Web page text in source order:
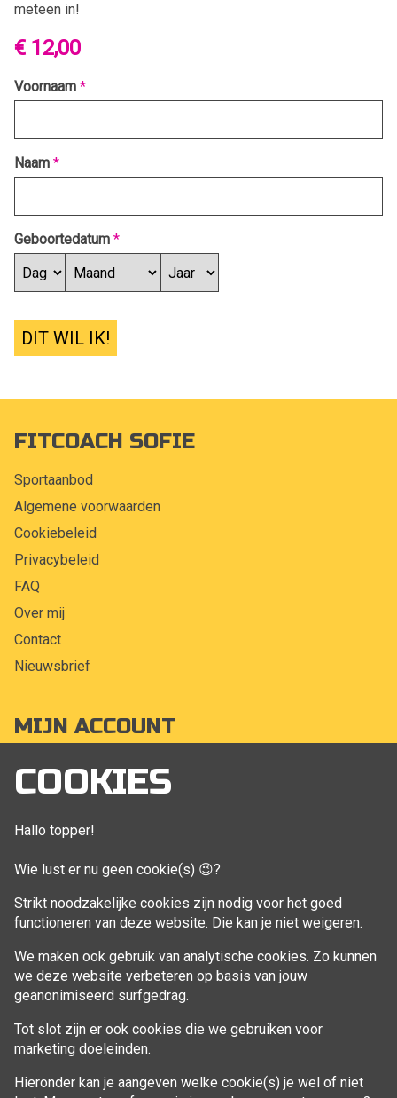
COOKIES
Hallo topper!
Wie lust er nu geen cookie(s) 😉?
Strikt noodzakelijke cookies zijn nodig voor het goed
functioneren van deze website. Die kan je niet weigeren.
We maken ook gebruik van analytische cookies. Zo kunnen
we deze website verbeteren op basis van jouw
geanonimiseerd surfgedrag.
Tot slot zijn er ook cookies die we gebruiken voor
marketing doeleinden.
Hieronder kan je aangeven welke cookie(s) je wel of niet
meteen in!
€ 12,00
Voornaam *
Naam *
Geboortedatum *
DIT WIL IK!
FITCOACH SOFIE
Sportaanbod
Algemene voorwaarden
Cookiebeleid
Privacybeleid
FAQ
Over mij
Contact
Nieuwsbrief
MIJN ACCOUNT
Mijn account
Bestellingen
Aankoop beheren
VOLG MIJ
Facebook